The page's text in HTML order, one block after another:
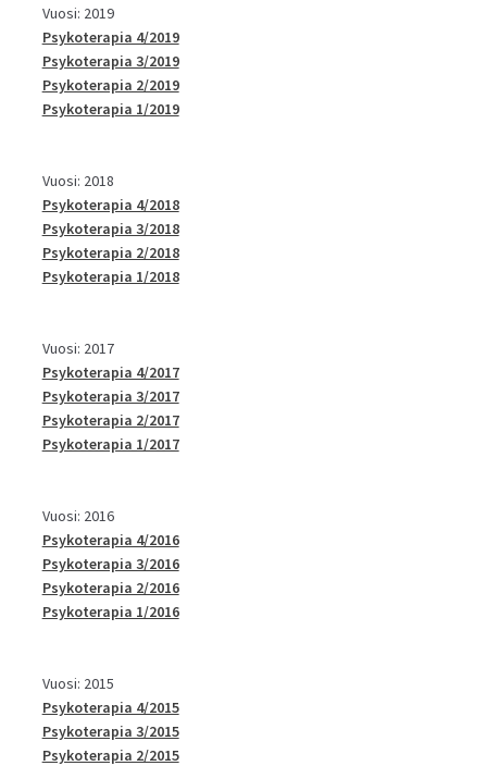
Vuosi: 2019
Psykoterapia 4/2019
Psykoterapia 3/2019
Psykoterapia 2/2019
Psykoterapia 1/2019
Vuosi: 2018
Psykoterapia 4/2018
Psykoterapia 3/2018
Psykoterapia 2/2018
Psykoterapia 1/2018
Vuosi: 2017
Psykoterapia 4/2017
Psykoterapia 3/2017
Psykoterapia 2/2017
Psykoterapia 1/2017
Vuosi: 2016
Psykoterapia 4/2016
Psykoterapia 3/2016
Psykoterapia 2/2016
Psykoterapia 1/2016
Vuosi: 2015
Psykoterapia 4/2015
Psykoterapia 3/2015
Psykoterapia 2/2015